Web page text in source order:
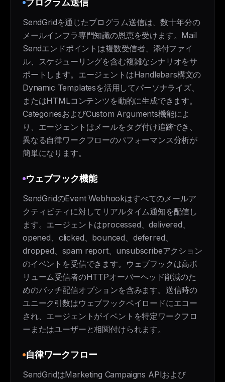
プログラム送信
SendGridを通じたプログラム送信は、数十年分の
メールインフラ専門知識の恩恵を受けます。Mail
Sendエンドポイントは複数受信者、添付ファイ
ル、スケジューリングを含む複雑なシナリオをサ
ポートします。エージェントはHandlebars構文の
Dynamic Templatesを活用してパーソナライズ、
またはHTMLコンテンツを動的に生成できます。
CategoriesおよびCustom Arguments機能によ
り、エージェントはメールをタグ付け追跡でき、
異なる自律ワークフローのパフォーマンス分析が
簡単になります。
ウェブフック機能
SendGridのEvent Webhookはすべてのメールア
クティビティに対してリアルタイム通知を配信し
ます。エージェントはprocessed、delivered、
opened、clicked、bounced、deferred、
dropped、spam report、unsubscribeアクション
のイベントを受信できます。ウェブフックは高ボ
リューム受信者のHTTPオーバーヘッド削減のた
めのバッチ配信オプションを含みます。送信時の
ユニーク引数はウェブフックペイロードにエコー
され、エージェントがイベントを特定ワークフロ
ーまたはユーザーと相関付けられます。
自律ワークフロー
SendGridはMarketing Campaigns APIおよび